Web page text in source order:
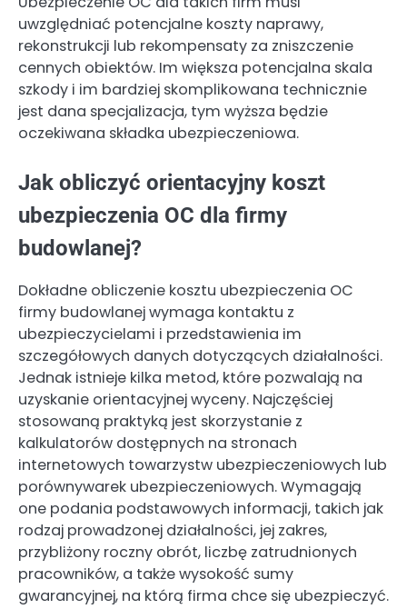
uwzględniać potencjalne koszty naprawy,
rekonstrukcji lub rekompensaty za zniszczenie
cennych obiektów. Im większa potencjalna skala
szkody i im bardziej skomplikowana technicznie
jest dana specjalizacja, tym wyższa będzie
oczekiwana składka ubezpieczeniowa.
Jak obliczyć orientacyjny koszt
ubezpieczenia OC dla firmy
budowlanej?
Dokładne obliczenie kosztu ubezpieczenia OC
firmy budowlanej wymaga kontaktu z
ubezpieczycielami i przedstawienia im
szczegółowych danych dotyczących działalności.
Jednak istnieje kilka metod, które pozwalają na
uzyskanie orientacyjnej wyceny. Najczęściej
stosowaną praktyką jest skorzystanie z
kalkulatorów dostępnych na stronach
internetowych towarzystw ubezpieczeniowych lub
porównywarek ubezpieczeniowych. Wymagają
one podania podstawowych informacji, takich jak
rodzaj prowadzonej działalności, jej zakres,
przybliżony roczny obrót, liczbę zatrudnionych
pracowników, a także wysokość sumy
gwarancyjnej, na którą firma chce się ubezpieczyć.